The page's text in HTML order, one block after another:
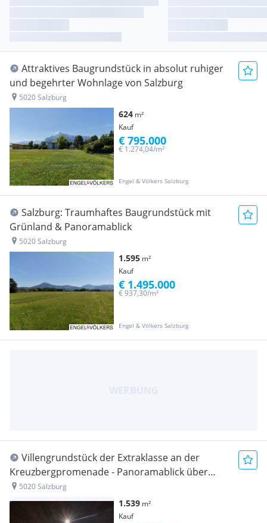
Attraktives Baugrundstück in absolut ruhiger
und begehrter Wohnlage von Salzburg
5020 Salzburg
624 m²
Kauf
Engel & Völkers Salzburg
€ 1.274,04/m²
€ 795.000
Salzburg: Traumhaftes Baugrundstück mit
Grünland & Panoramablick
5020 Salzburg
1.595 m²
Kauf
Engel & Völkers Salzburg
€ 937,30/m²
€ 1.495.000
Villengrundstück der Extraklasse an der
Kreuzbergpromenade - Panoramablick über
Salzburg
5020 Salzburg
1.539 m²
Kauf